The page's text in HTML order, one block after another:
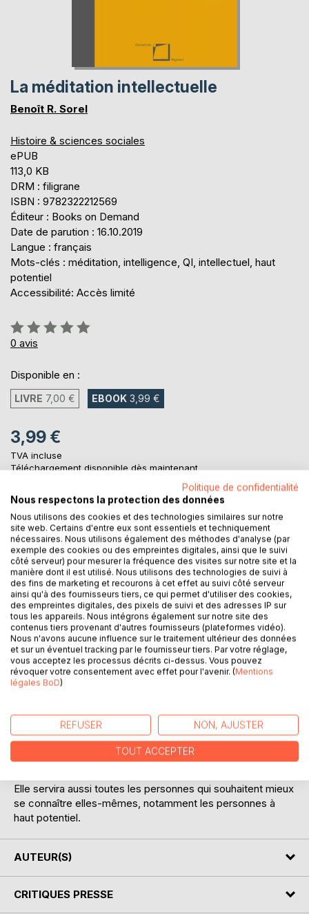
La méditation intellectuelle
Benoît R. Sorel
Histoire & sciences sociales
ePUB
113,0 KB
DRM : filigrane
ISBN : 9782322212569
Éditeur : Books on Demand
Date de parution : 16.10.2019
Langue : français
Mots-clés : méditation, intelligence, QI, intellectuel, haut
potentiel
Accessibilité: Accès limité
Évaluation:
0%
0 avis
Disponible en :
LIVRE 7,00 € EBOOK 3,99 €
3,99 €
TVA incluse
Téléchargement disponible dès maintenant
AJOUTER AU PANIER
Ajouter à ma liste d'envies
Laisser un avis
DESCRIPTION
Ni méditation bouddhiste, ni méditation cartésienne, la
méditation intellectuelle est une méthode servant à
connaître les mouvements naturels de l'intellect.
Elle est indispensable à tous ceux dont le métier exige
Elle servira aussi toutes les personnes qui souhaitent mieux
se connaître elles-mêmes, notamment les personnes à
haut potentiel.
AUTEUR(S)
CRITIQUES PRESSE
Politique de confidentialité
Nous respectons la protection des données
Nous utilisons des cookies et des technologies similaires sur notre
site web. Certains d'entre eux sont essentiels et techniquement
nécessaires. Nous utilisons également des méthodes d'analyse (par
exemple des cookies ou des empreintes digitales, ainsi que le suivi
côté serveur) pour mesurer la fréquence des visites sur notre site et la
manière dont il est utilisé. Nous utilisons des technologies de suivi à
des fins de marketing et recourons à cet effet au suivi côté serveur
ainsi qu'à des fournisseurs tiers, ce qui permet d'utiliser des cookies,
des empreintes digitales, des pixels de suivi et des adresses IP sur
tous les appareils. Nous intégrons également sur notre site des
contenus tiers provenant d'autres fournisseurs (plateformes vidéo).
Nous n'avons aucune influence sur le traitement ultérieur des données
et sur un éventuel tracking par le fournisseur tiers. Par votre réglage,
vous acceptez les processus décrits ci-dessus. Vous pouvez
révoquer votre consentement avec effet pour l'avenir. (Mentions
légales BoD)
REFUSER NON, AJUSTER
TOUT ACCEPTER